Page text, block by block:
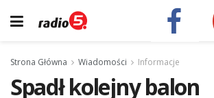
Strona Główna Wiadomości Informacje
Spadł kolejny balon